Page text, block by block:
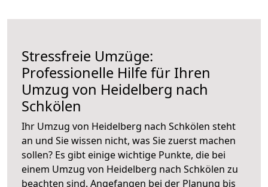
Stressfreie Umzüge:
Professionelle Hilfe für Ihren
Umzug von Heidelberg nach
Schkölen
Ihr Umzug von Heidelberg nach Schkölen steht
an und Sie wissen nicht, was Sie zuerst machen
sollen? Es gibt einige wichtige Punkte, die bei
einem Umzug von Heidelberg nach Schkölen zu
beachten sind. Angefangen bei der Planung bis